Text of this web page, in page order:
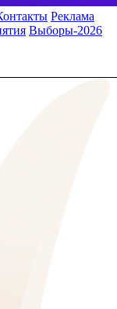
Реклама
Выборы-2026